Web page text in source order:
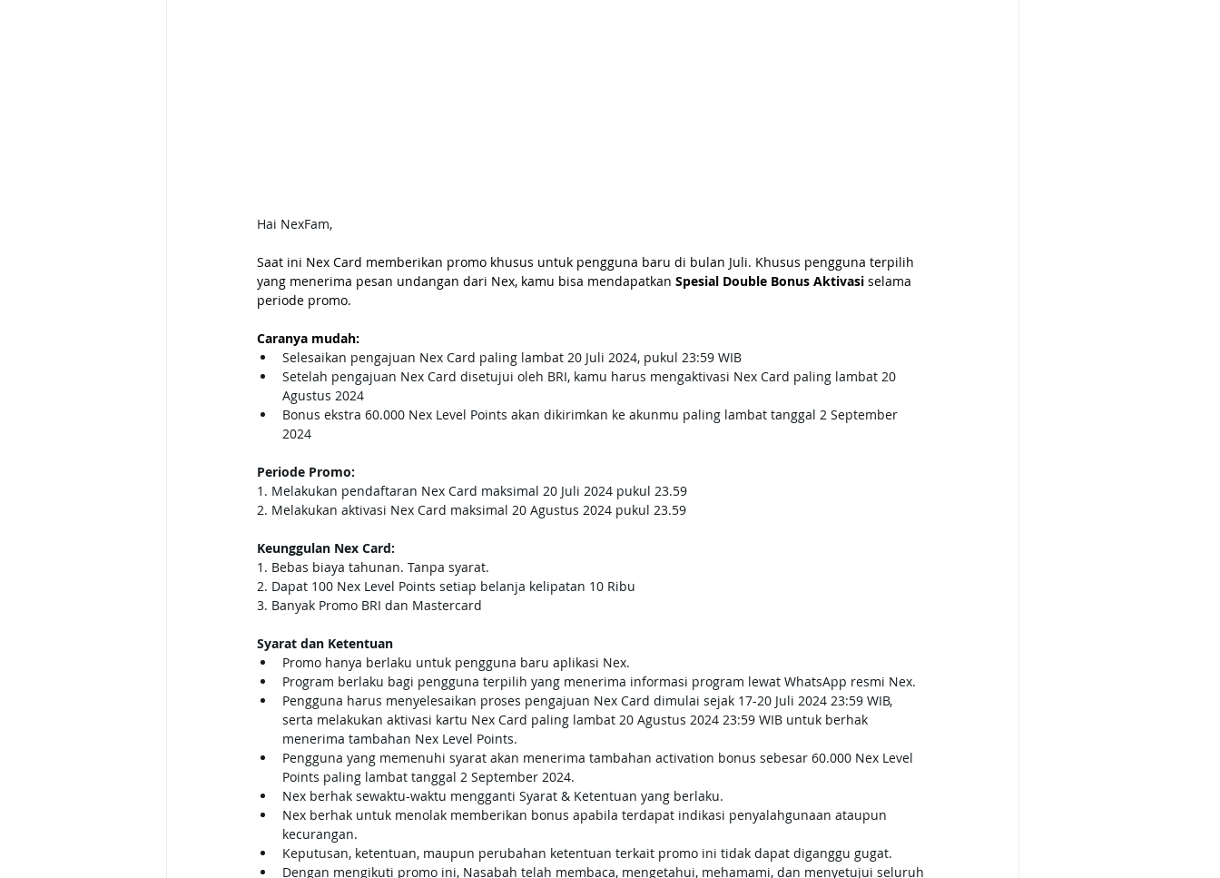
Hai NexFam,
Saat ini Nex Card memberikan promo khusus untuk pengguna baru di bulan Juli. Khusus pengguna terpilih
yang menerima pesan undangan dari Nex, kamu bisa mendapatkan Spesial Double Bonus Aktivasi selama
periode promo.
Caranya mudah:
Selesaikan pengajuan Nex Card paling lambat 20 Juli 2024, pukul 23:59 WIB
Setelah pengajuan Nex Card disetujui oleh BRI, kamu harus mengaktivasi Nex Card paling lambat 20
Agustus 2024
Bonus ekstra 60.000 Nex Level Points akan dikirimkan ke akunmu paling lambat tanggal 2 September
2024
Periode Promo:
1. Melakukan pendaftaran Nex Card maksimal 20 Juli 2024 pukul 23.59
2. Melakukan aktivasi Nex Card maksimal 20 Agustus 2024 pukul 23.59
Keunggulan Nex Card:
1. Bebas biaya tahunan. Tanpa syarat.
2. Dapat 100 Nex Level Points setiap belanja kelipatan 10 Ribu
3. Banyak Promo BRI dan Mastercard
Syarat dan Ketentuan
Promo hanya berlaku untuk pengguna baru aplikasi Nex.
Program berlaku bagi pengguna terpilih yang menerima informasi program lewat WhatsApp resmi Nex.
Pengguna harus menyelesaikan proses pengajuan Nex Card dimulai sejak 17-20 Juli 2024 23:59 WIB,
serta melakukan aktivasi kartu Nex Card paling lambat 20 Agustus 2024 23:59 WIB untuk berhak
menerima tambahan Nex Level Points.
Pengguna yang memenuhi syarat akan menerima tambahan activation bonus sebesar 60.000 Nex Level
Points paling lambat tanggal 2 September 2024.
Nex berhak sewaktu-waktu mengganti Syarat & Ketentuan yang berlaku.
Nex berhak untuk menolak memberikan bonus apabila terdapat indikasi penyalahgunaan ataupun
kecurangan.
Keputusan, ketentuan, maupun perubahan ketentuan terkait promo ini tidak dapat diganggu gugat.
Dengan mengikuti promo ini, Nasabah telah membaca, mengetahui, mehamami, dan menyetujui seluruh